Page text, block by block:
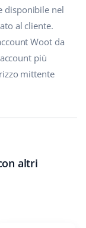
disponibile nel
al cliente.
Woot da
più
mittente
altri